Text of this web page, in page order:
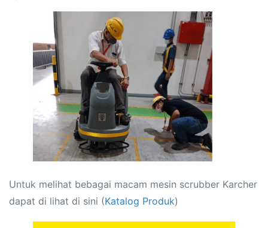
Untuk melihat bebagai macam mesin scrubber Karcher
dapat di lihat di sini (Katalog Produk)